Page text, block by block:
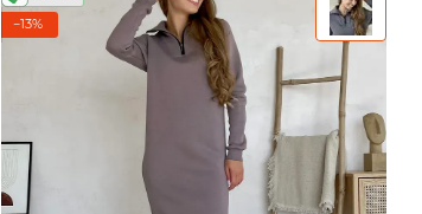
−13%